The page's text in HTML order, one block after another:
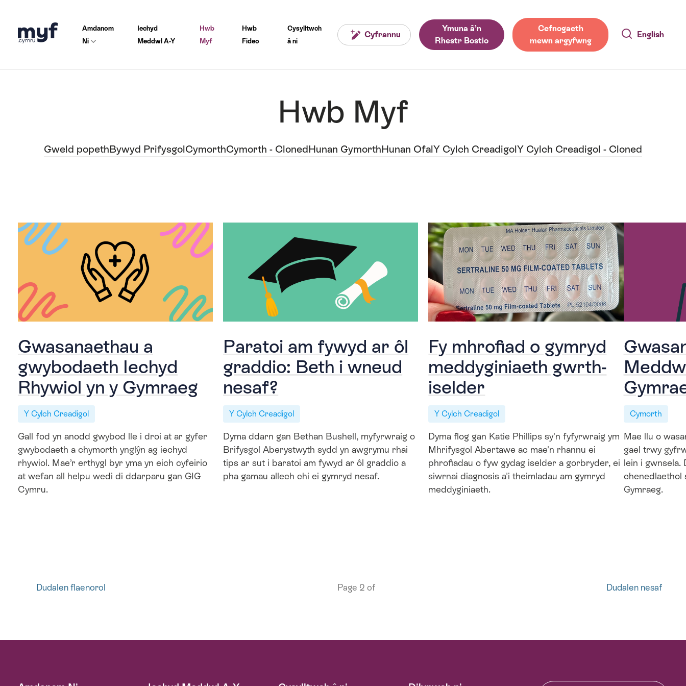
Amdanom
Ni
Iechyd
Meddwl A-Y
Hwb
Myf
Hwb
Fideo
Cysylltwch
â ni
Cyfrannu
Ymuna â’n
Rhestr Bostio
Cefnogaeth
mewn argyfwng
English
Hwb Myf
Gweld popethBywyd PrifysgolCymorthCymorth - ClonedHunan GymorthHunan OfalY Cylch CreadigolY Cylch Creadigol - Cloned
Gwasanaethau a
gwybodaeth Iechyd
Rhywiol yn y Gymraeg
Y Cylch Creadigol
Gall fod yn anodd gwybod lle i droi at ar gyfer
gwybodaeth a chymorth ynglŷn ag iechyd
rhywiol. Mae’r erthygl byr yma yn eich cyfeirio
at wefan all helpu wedi di ddarparu gan GIG
Cymru.
Paratoi am fywyd ar ôl
graddio: Beth i wneud
nesaf?
Y Cylch Creadigol
Dyma ddarn gan Bethan Bushell, myfyrwraig o
Brifysgol Aberystwyth sydd yn awgrymu rhai
tips ar sut i baratoi am fywyd ar ôl graddio a
pha gamau allech chi ei gymryd nesaf.
Fy mhrofiad o gymryd
meddyginiaeth gwrth-
iselder
Y Cylch Creadigol
Dyma flog gan Katie Phillips sy'n fyfyrwraig ym
Mhrifysgol Abertawe ac mae'n rhannu ei
phrofiadau o fyw gydag iselder a gorbryder, ei
siwrnai diagnosis a'i theimladau am gymryd
meddyginiaeth.
Cymorth
Mae llu o
gael trwy
lein i gwnsela.
chenedlaethol
Gymraeg.
Pagination
Dudalen
Dudalen flaenorol Page 2 of
Dudalen
Dudalen nesaf